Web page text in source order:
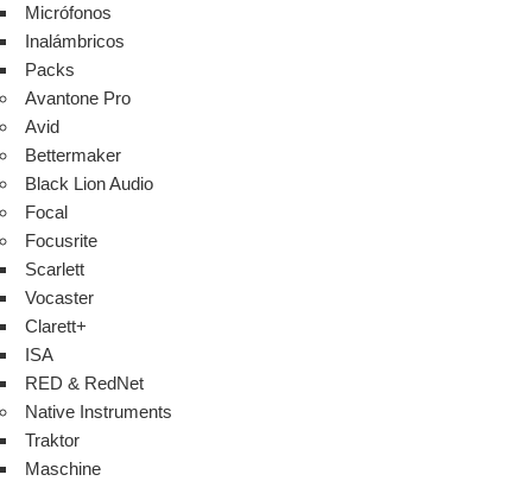
Micrófonos
Inalámbricos
Packs
Avantone Pro
Avid
Bettermaker
Black Lion Audio
Focal
Focusrite
Scarlett
Vocaster
Clarett+
ISA
RED & RedNet
Native Instruments
Traktor
Maschine